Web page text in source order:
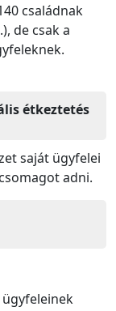
családnak
de csak a
étkeztetés
saját ügyfelei
adni.
ügyfeleinek